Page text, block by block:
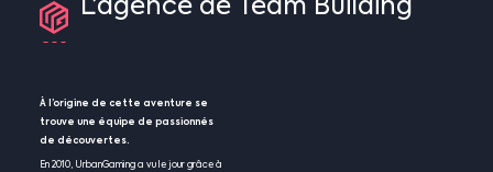
À l’origine de cette aventure se
trouve une équipe de passionnés
de découvertes.
En 2010, UrbanGaming a vu le jour grâce à